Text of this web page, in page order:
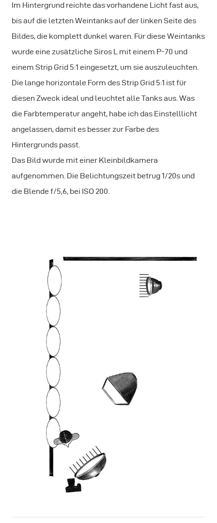
Im Hintergrund reichte das vorhandene Licht fast aus,
bis auf die letzten Weintanks auf der linken Seite des
Bildes, die komplett dunkel waren. Für diese Weintanks
wurde eine zusätzliche Siros L mit einem P-70 und
einem Strip Grid 5:1 eingesetzt, um sie auszuleuchten.
Die lange horizontale Form des Strip Grid 5:1 ist für
diesen Zweck ideal und leuchtet alle Tanks aus. Was
die Farbtemperatur angeht, habe ich das Einstelllicht
angelassen, damit es besser zur Farbe des
Hintergrunds passt.
Das Bild wurde mit einer Kleinbildkamera
aufgenommen. Die Belichtungszeit betrug 1/20s und
die Blende f/5,6, bei ISO 200.